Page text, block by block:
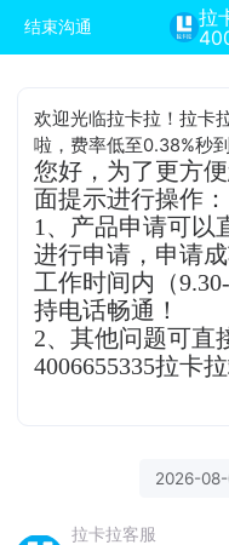
结束沟通
拉
欢迎光临拉卡拉！拉卡
啦，费率低至0.38%秒
您好，为了更方
面提示进行操作：
1、产品申请可以
进行申请，申请
工作时间内（
持电话畅通！
2、其他问题可直
4006655335拉卡
2026-08-
拉卡拉客服